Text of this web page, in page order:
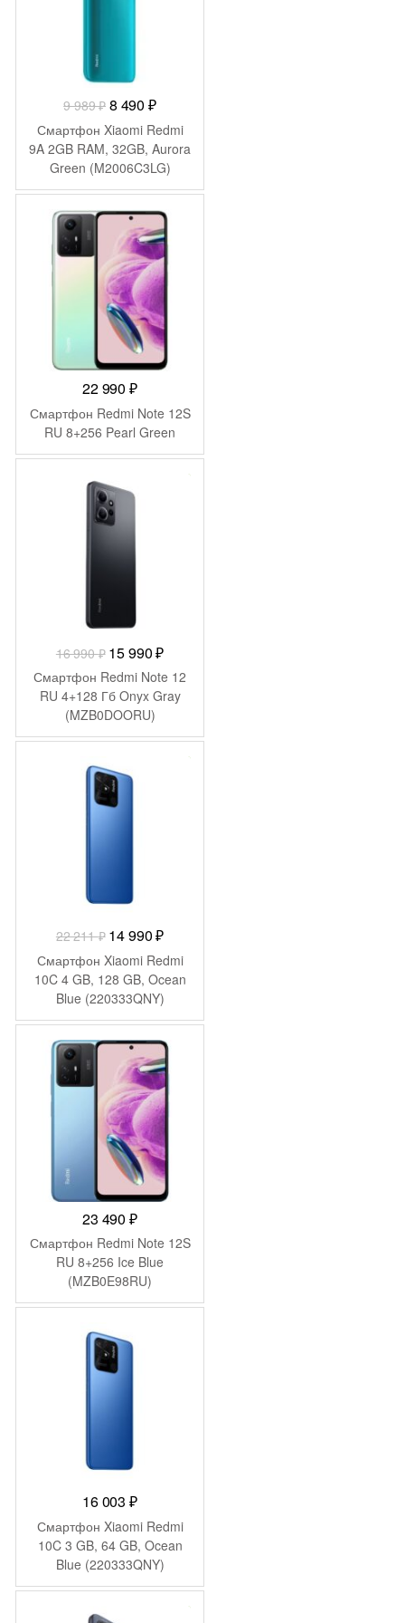
9 989₽ Первоначальная
цена
составляла
9
989 ₽.
8 490 ₽Текущая
цена:
8
490 ₽.
Смартфон Xiaomi Redmi
9A 2GB RAM, 32GB, Aurora
Green (M2006C3LG)
22 990₽
Смартфон Redmi Note 12S
RU 8+256 Pearl Green
16 990₽ Первоначальная
цена
составляла
16
990 ₽.
15 990₽Текущая
цена:
15
Смартфон Redmi Note 12
RU 4+128 Гб Onyx Gray
(MZB0DOORU)
22 211₽ Первоначальная
цена
составляла
22
211 ₽.
14 990₽Текущая
цена:
14
990 ₽.
Смартфон Xiaomi Redmi
10C 4 GB, 128 GB, Ocean
Blue (220333QNY)
23 490₽
Смартфон Redmi Note 12S
RU 8+256 Ice Blue
(MZB0E98RU)
16 003₽
Смартфон Xiaomi Redmi
10C 3 GB, 64 GB, Ocean
Blue (220333QNY)